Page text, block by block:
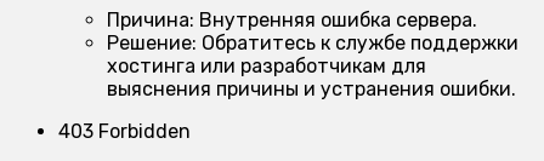
Причина: Внутренняя ошибка сервера.
Решение: Обратитесь к службе поддержки
хостинга или разработчикам для
выяснения причины и устранения ошибки.
403 Forbidden